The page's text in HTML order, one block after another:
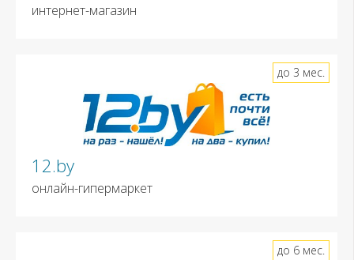
интернет-магазин
12.by
онлайн-гипермаркет
до 3 мес.
до 6 мес.